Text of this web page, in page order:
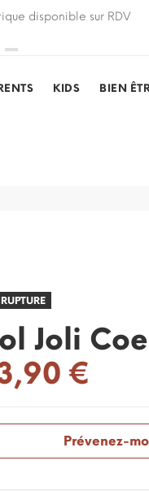
disponible sur RDV
KIDS BIEN
RUPTURE
Joli
€
Prévenez-